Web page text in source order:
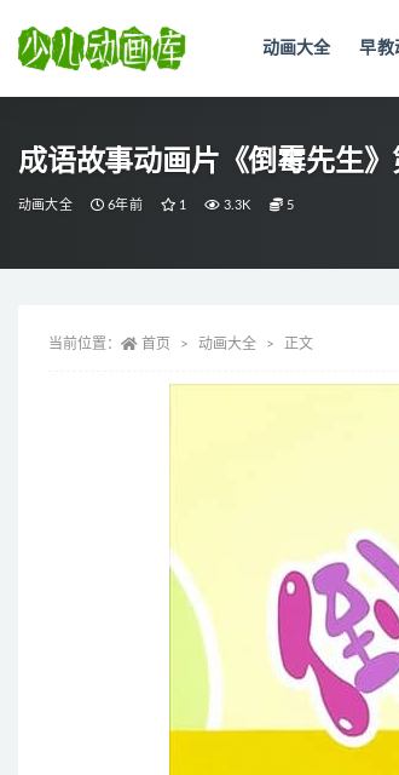
动画大全 早教
成语故事动画片《倒霉先生
动画大全 6年前 1 3.3K 5
当前位置： 首页 动画大全 正文